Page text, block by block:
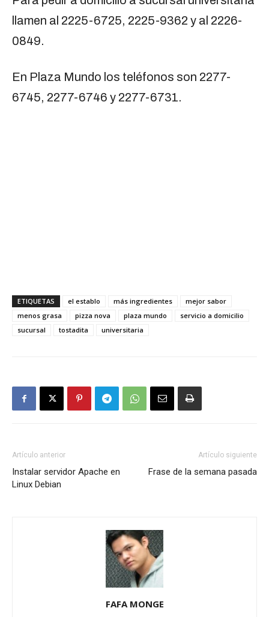
llamen al 2225-6725, 2225-9362 y al 2226-
0849.
En Plaza Mundo los teléfonos son 2277-
6745, 2277-6746 y 2277-6731.
ETIQUETAS el establo más ingredientes
mejor sabor
menos grasa
pizza nova plaza mundo
servicio a domicilio
sucursal
tostadita universitaria
Artículo anterior
Instalar servidor Apache en
Linux Debian
Artículo siguiente
Frase de la semana pasada
FAFA MONGE